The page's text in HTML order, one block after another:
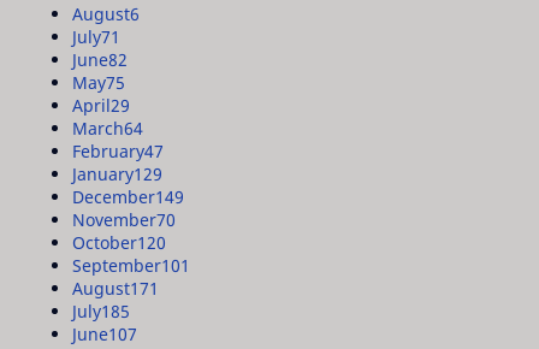
August6
July71
June82
May75
April29
March64
February47
January129
December149
November70
October120
September101
August171
July185
June107